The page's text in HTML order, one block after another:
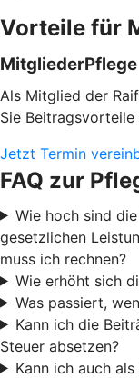
Vorteile für
MitgliederPflege
Als Mitglied der
Sie Beitragsvorteile
Jetzt Termin
FAQ zur
Wie hoch sind
gesetzlichen
muss ich rechnen?
Wie erhöht sich
Was passiert,
Kann ich die
Steuer absetzen?
Kann ich auch